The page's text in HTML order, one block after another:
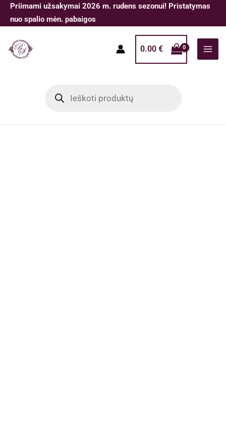
Pereiti
prie
Priimami užsakymai 2026 m. rudens sezonui! Pristatymas
nuo spalio mėn. pabaigos
0.00 €
search